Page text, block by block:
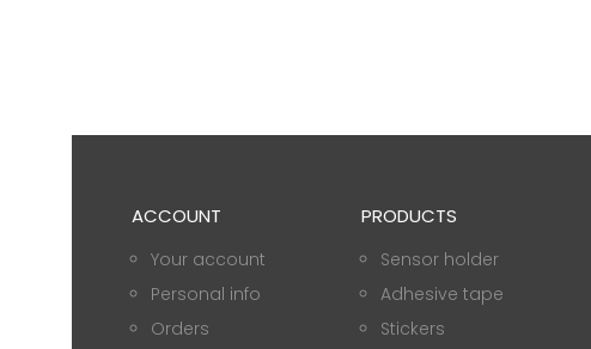
ACCOUNT
Your account
Personal info
Orders
PRODUCTS
Sensor holder
Adhesive tape
Stickers